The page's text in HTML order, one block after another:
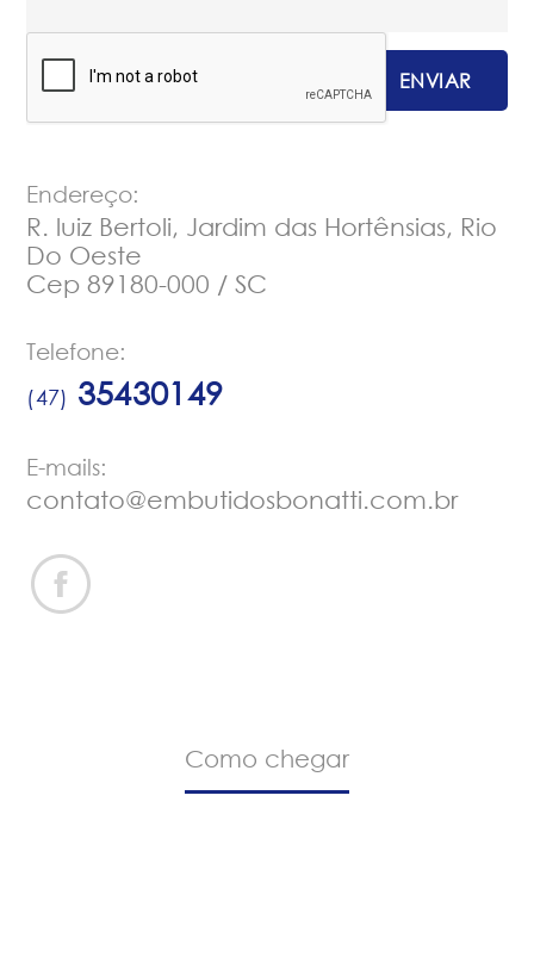
Endereço:
R. luiz Bertoli, Jardim das Hortênsias, Rio
Do Oeste
Cep 89180-000 / SC
Telefone:
(47) 35430149
E-mails:
contato@embutidosbonatti.com.br
Como chegar